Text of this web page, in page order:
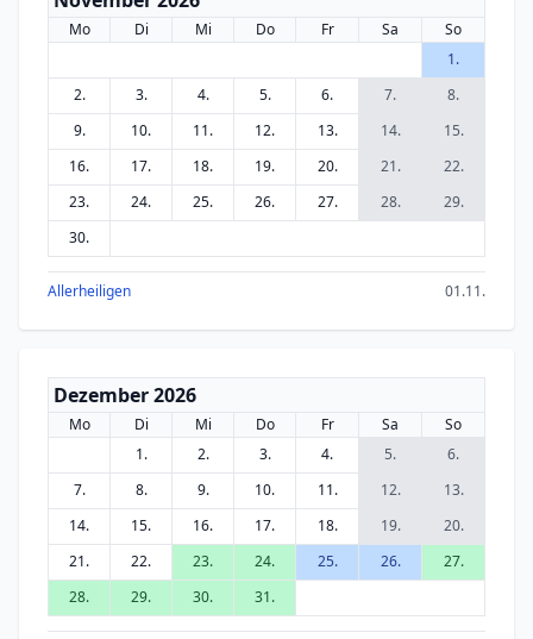
Mo Di Mi Do Fr Sa
So
1.
2.
3. 4. 5. 6. 7.
8.
9.
10. 11. 12. 13. 14.
15.
16.
17. 18. 19. 20. 21.
22.
23.
24. 25. 26. 27. 28.
29.
30.
Allerheiligen 01.11.
Dezember 2026
Mo Di Mi Do Fr Sa
So
1.
2. 3. 4. 5.
6.
7.
8. 9. 10. 11. 12.
13.
14.
15. 16. 17. 18. 19.
20.
21.
22. 23. 24. 25. 26.
27.
28.
29. 30. 31.